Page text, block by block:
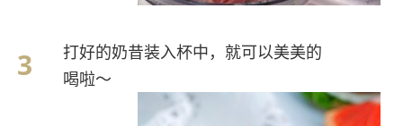
打好的奶昔装入杯中，就可以美美的
喝啦～